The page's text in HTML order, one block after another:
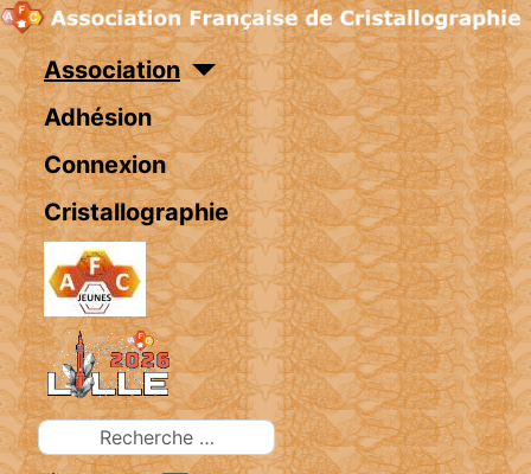
Association
Adhésion
Connexion
Cristallographie
Rechercher